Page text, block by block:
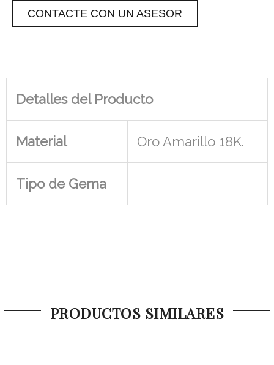
CONTACTE CON UN ASESOR
Detalles del Producto
Material Oro Amarillo 18K.
Tipo de Gema
PRODUCTOS SIMILARES